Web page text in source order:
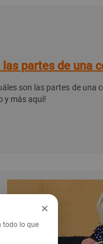
las partes de una
son las partes de
y más aquí!
×
todo lo que